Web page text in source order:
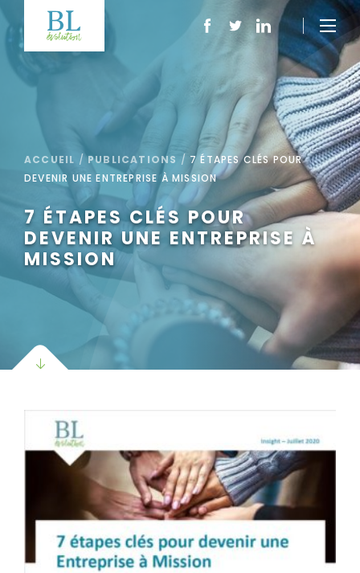
ACCUEIL /PUBLICATIONS / 7 ÉTAPES CLÉS POUR
DEVENIR UNE ENTREPRISE À MISSION
7 ÉTAPES CLÉS POUR
DEVENIR UNE ENTREPRISE À
MISSION